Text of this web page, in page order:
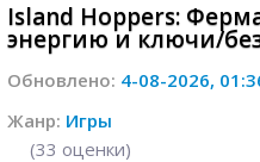
Island Hoppers:
энергию и ключи/
Обновлено: 4-08-2026,
Жанр: Игры
(33 оценки)